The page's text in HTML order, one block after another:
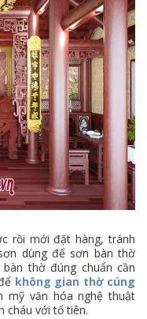
rồi mới đặt hàng, tránh
dùng để sơn bàn thờ
thờ đúng chuẩn cần
không gian thờ cúng
mỹ văn hóa nghệ thuật
cháu với tổ tiên.